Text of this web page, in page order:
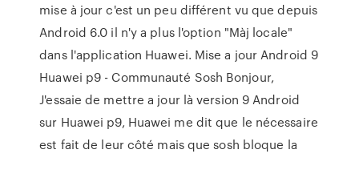
mise à jour c'est un peu différent vu que depuis
Android 6.0 il n'y a plus l'option "Màj locale"
dans l'application Huawei. Mise a jour Android 9
Huawei p9 - Communauté Sosh Bonjour,
J'essaie de mettre a jour là version 9 Android
sur Huawei p9, Huawei me dit que le nécessaire
est fait de leur côté mais que sosh bloque la